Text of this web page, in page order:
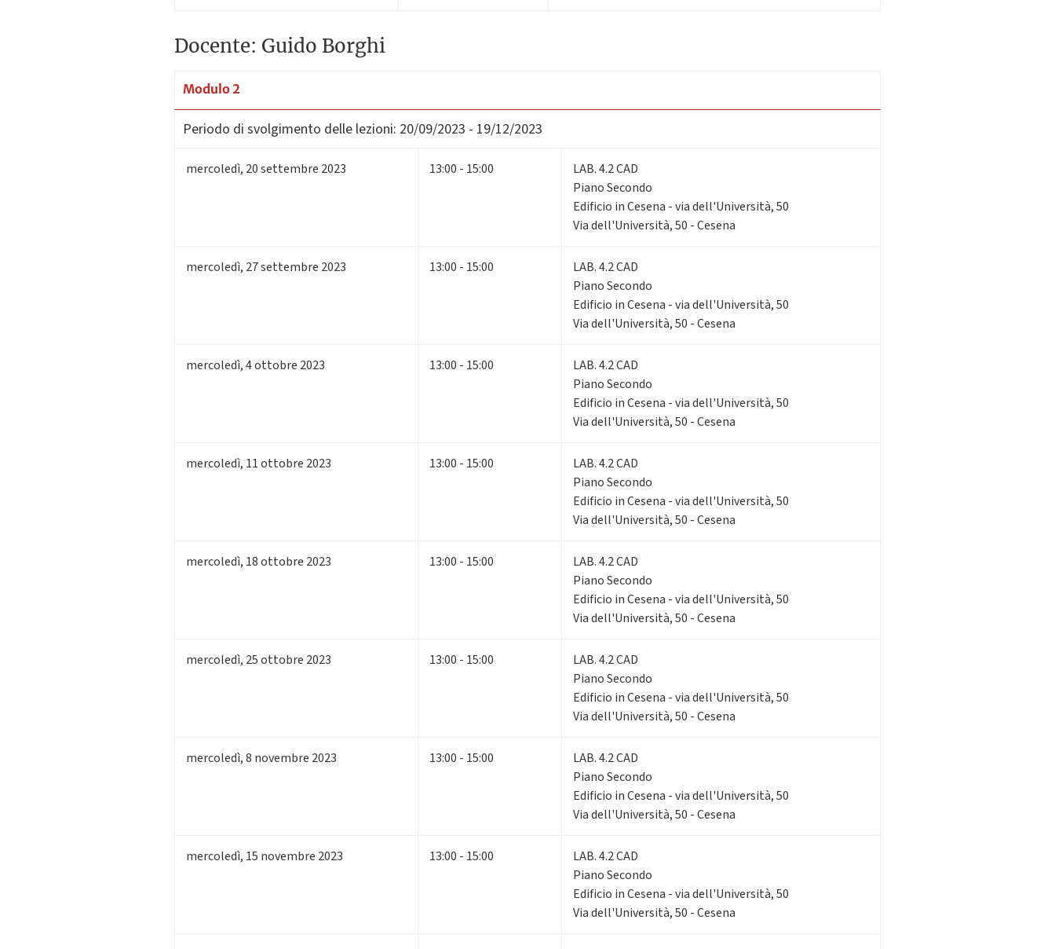
Docente: Guido Borghi
Modulo 2
Periodo di svolgimento delle lezioni: 20/09/2023 - 19/12/2023
mercoledì, 20settembre 2023 13:00 - 15:00
LAB. 4.2 CAD
Piano Secondo
Edificio in Cesena - via dell'Università, 50
Via dell'Università, 50 - Cesena
mercoledì, 27settembre 2023 13:00 - 15:00
LAB. 4.2 CAD
Piano Secondo
Edificio in Cesena - via dell'Università, 50
Via dell'Università, 50 - Cesena
mercoledì,4ottobre 2023 13:00 - 15:00
LAB. 4.2 CAD
Piano Secondo
Edificio in Cesena - via dell'Università, 50
Via dell'Università, 50 - Cesena
mercoledì, 11ottobre 2023 13:00 - 15:00
LAB. 4.2 CAD
Piano Secondo
Edificio in Cesena - via dell'Università, 50
Via dell'Università, 50 - Cesena
mercoledì, 18ottobre 2023 13:00 - 15:00
LAB. 4.2 CAD
Piano Secondo
Edificio in Cesena - via dell'Università, 50
Via dell'Università, 50 - Cesena
mercoledì, 25ottobre 2023 13:00 - 15:00
LAB. 4.2 CAD
Piano Secondo
Edificio in Cesena - via dell'Università, 50
Via dell'Università, 50 - Cesena
mercoledì,8 novembre 2023 13:00 - 15:00
LAB. 4.2 CAD
Piano Secondo
Edificio in Cesena - via dell'Università, 50
Via dell'Università, 50 - Cesena
mercoledì, 15 novembre 2023 13:00 - 15:00
LAB. 4.2 CAD
Piano Secondo
Edificio in Cesena - via dell'Università, 50
Via dell'Università, 50 - Cesena